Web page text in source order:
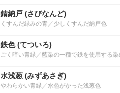
錆納戸 (さびなんど)
くすんだ緑みの青／少しくすんだ納戸色
鉄色 (てついろ)
ごく暗い青緑／藍染の一種で鉄を使用する染
水浅葱 (みずあさぎ)
やわらかい青緑／水色がかった浅葱色